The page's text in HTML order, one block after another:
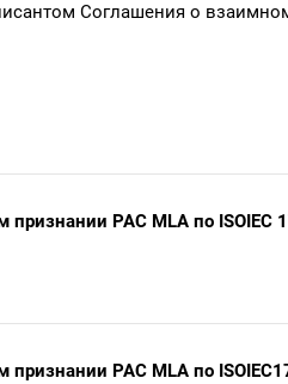
Соглашения о
признании PAC MLA по
признании PAC MLA по